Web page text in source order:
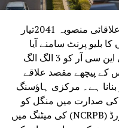
نئی دہلی :دہلی-این سی آر کے لیے علاقائی منصوبہ 2041تیار
بلیو پرنٹ سامنے آیا
ہے۔ تجویز میں کہا گیا ہے کہ دہلی این سی آر کو 3 الگ الگ
کے پیچھے مقصد علاقے
بنانا ہے۔ مرکزی ہاؤسنگ
کی صدارت میں منگل کو
منعقدہ نیشنل کیپیٹل ریجن پلاننگ بورڈ (NCRPB) کی میٹنگ میں